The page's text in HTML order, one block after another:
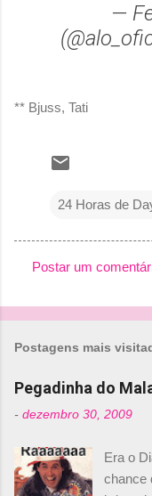
—
** Bjuss, Tati
24 Horas de
o
n
t
r
i
Postar um
Postagens mais
Pegadinha do
- dezembro 30, 2009
Era o
chance